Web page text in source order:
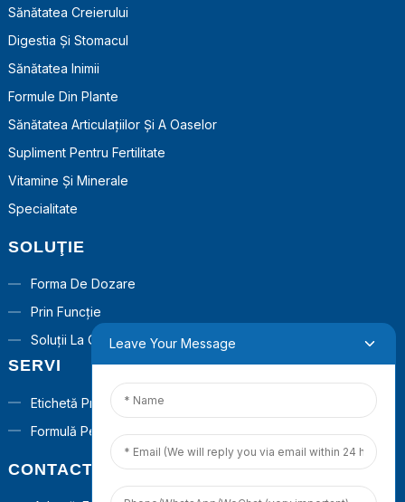
Sănătatea Creierului
Digestia Și Stomacul
Sănătatea Inimii
Formule Din Plante
Sănătatea Articulațiilor Și A Oaselor
Supliment Pentru Fertilitate
Vitamine Și Minerale
Specialitate
SOLUŢIE
Forma De Dozare
Prin Funcție
Soluții La Cheie
SERVI
Etichetă Privată
Formulă Personalizată
CONTACTAŢI-NE
Leave Your Message